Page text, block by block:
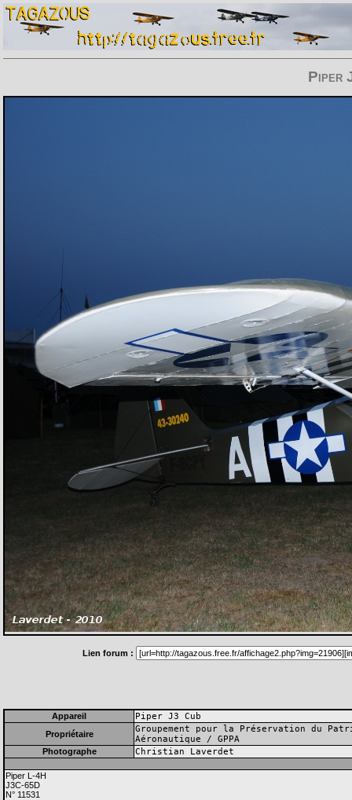
Piper
Lien forum :
Appareil Piper J3 Cub
Propriétaire
Groupement pour la Préservation du
Aéronautique / GPPA
Photographe Christian Laverdet
Piper L-4H
J3C-65D
N° 11531